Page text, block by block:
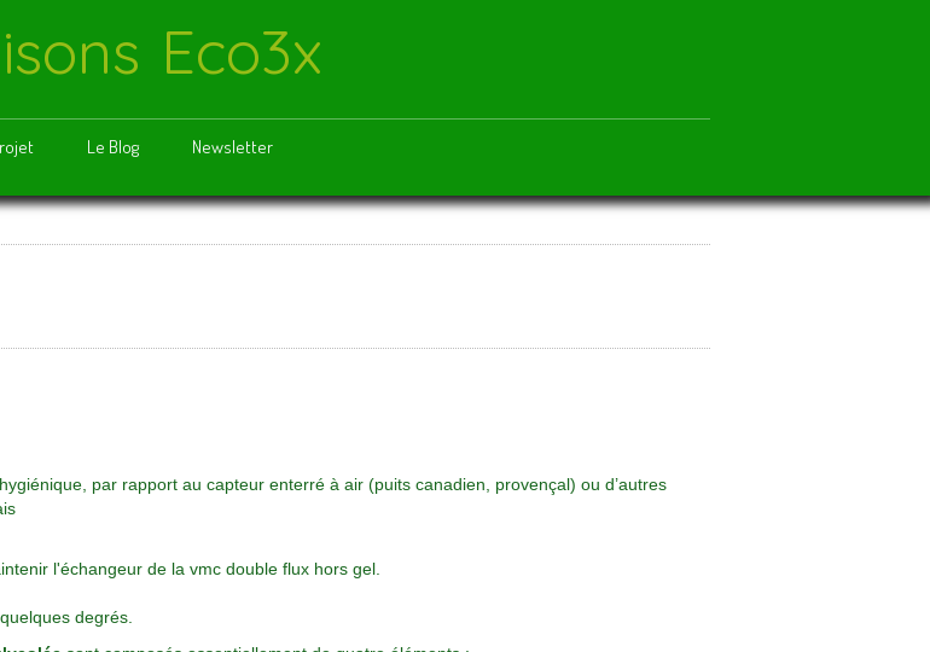
Eco3x
Le Blog Newsletter
par rapport au capteur enterré à air (puits canadien, provençal) ou d’autres
l'échangeur de la vmc double flux hors gel.
degrés.